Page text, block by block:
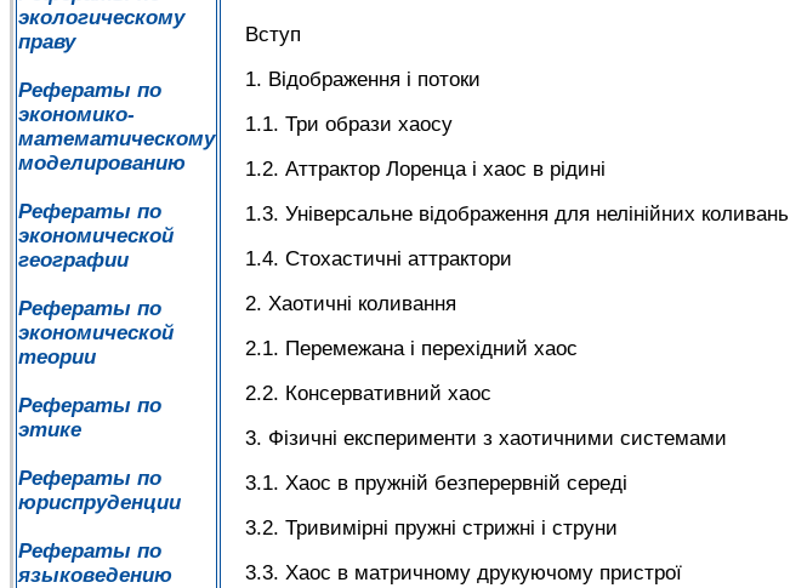
экологическому
праву
Рефераты по
экономико-
математическому
моделированию
Рефераты по
экономической
географии
Рефераты по
экономической
теории
Рефераты по
этике
Рефераты по
юриспруденции
Рефераты по
языковедению
Вступ
1. Відображення і потоки
1.1. Три образи хаосу
1.2. Аттрактор Лоренца і хаос в рідині
1.3. Універсальне відображення для нелінійних коливань
1.4. Стохастичні аттрактори
2. Хаотичні коливання
2.1. Перемежана і перехідний хаос
2.2. Консервативний хаос
3. Фізичні експерименти з хаотичними системами
3.1. Хаос в пружній безперервній середі
3.2. Тривимірні пружні стрижні і струни
3.3. Хаос в матричному друкуючому пристрої